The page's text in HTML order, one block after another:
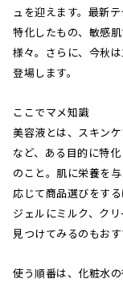
ュを迎えます。最新
特化したもの、敏感
様々。さらに、今秋
登場します。
ここでマメ知識
美容液とは、スキン
など、ある目的に特
のこと。肌に栄養を
応じて商品選びをする
ジェルにミルク、ク
見つけてみるのもおす
使う順番は、化粧水